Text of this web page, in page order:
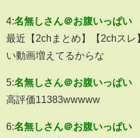
4:名無しさん＠お腹いっぱい
最近【2chまとめ】【2chス
い動画増えてるからな
5:名無しさん＠お腹いっぱい
高評価11383wwwww
6:名無しさん＠お腹いっぱい